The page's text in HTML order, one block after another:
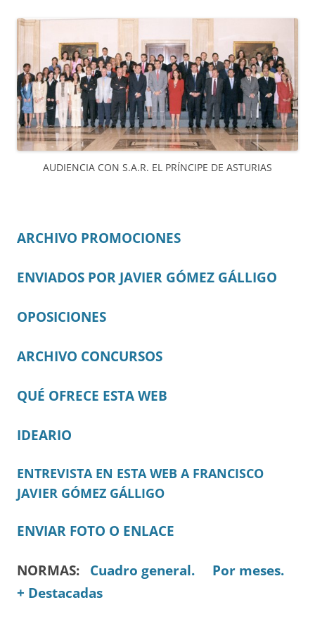
AUDIENCIA CON S.A.R. EL PRÍNCIPE DE ASTURIAS
ARCHIVO PROMOCIONES
ENVIADOS POR JAVIER GÓMEZ GÁLLIGO
OPOSICIONES
ARCHIVO CONCURSOS
QUÉ OFRECE ESTA WEB
IDEARIO
ENTREVISTA EN ESTA WEB A FRANCISCO
JAVIER GÓMEZ GÁLLIGO
ENVIAR FOTO O ENLACE
NORMAS: Cuadro general.
Por meses.
+ Destacadas